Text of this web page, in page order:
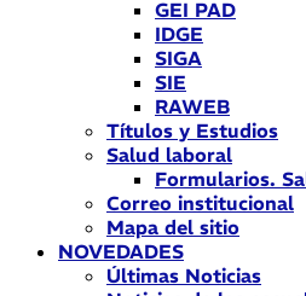
GEI PAD
IDGE
SIGA
SIE
RAWEB
Títulos y Estudios
Salud laboral
Formularios.
Correo institucional
Mapa del sitio
NOVEDADES
Últimas Noticias